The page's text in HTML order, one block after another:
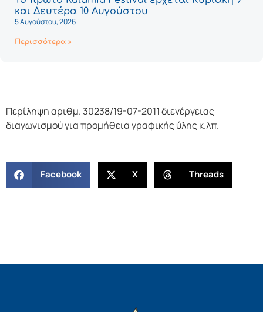
και Δευτέρα 10 Αυγούστου
5 Αυγούστου, 2026
Περισσότερα »
Περίληψη αριθμ. 30238/19-07-2011 διενέργειας
διαγωνισμού για προμήθεια γραφικής ύλης κ.λπ.
Facebook X Threads